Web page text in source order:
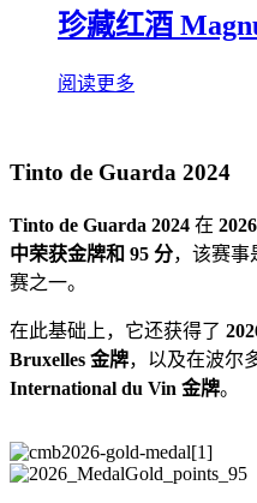
珍藏红酒
阅读更多
Tinto de Guarda 2024
Tinto de Guarda 2024 在
中荣获金牌和 95 分，该赛事
赛之一。
在此基础上，它还获得了
Bruxelles 金牌，以及在波尔
International du Vin 金牌。